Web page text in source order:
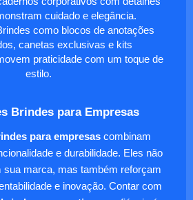
cuidado e elegância.
como blocos de anotações
canetas exclusivas e kits
praticidade com um toque de
estilo.
Brindes para Empresas
para empresas combinam
e durabilidade. Eles não
sua marca, mas também reforçam
e inovação. Contar com